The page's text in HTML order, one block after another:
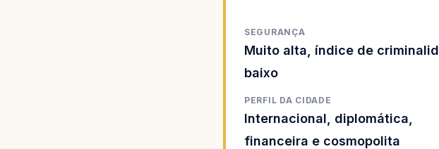
SEGURANÇA
Muito alta, índice de
baixo
PERFIL DA CIDADE
Internacional, diplomática,
financeira e cosmopolita